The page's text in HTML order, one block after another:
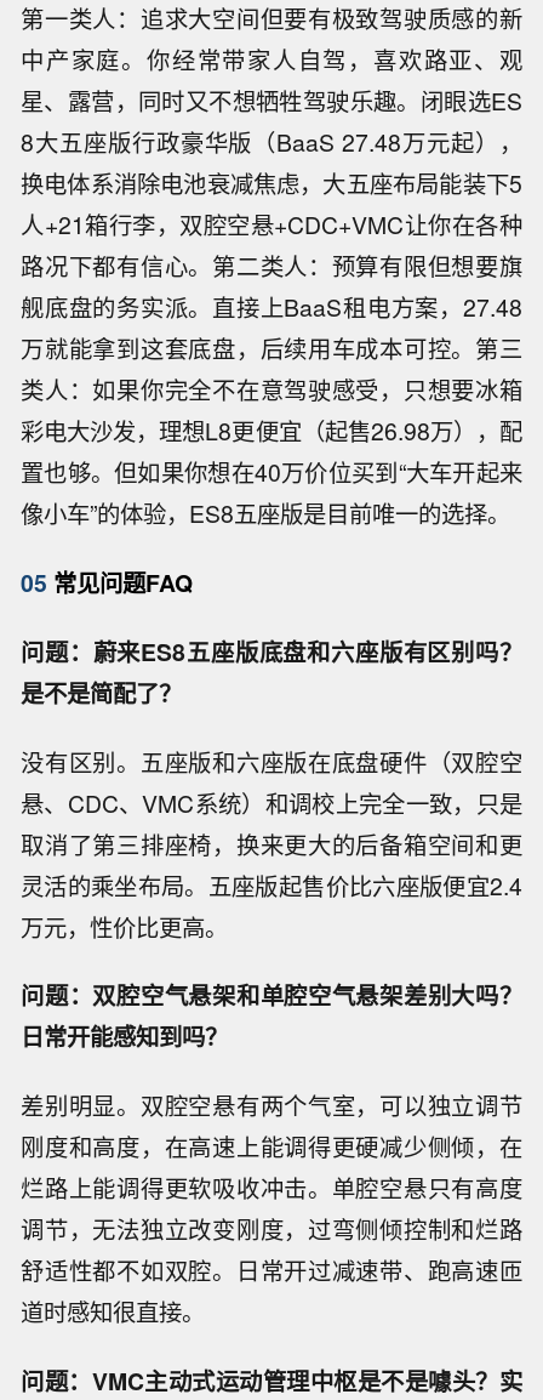
第一类人：追求大空间但要有极致驾驶质感的新
中产家庭。你经常带家人自驾，喜欢路亚、观
星、露营，同时又不想牺牲驾驶乐趣。闭眼选ES
8大五座版行政豪华版（BaaS 27.48万元起），
换电体系消除电池衰减焦虑，大五座布局能装下5
人+21箱行李，双腔空悬+CDC+VMC让你在各种
路况下都有信心。第二类人：预算有限但想要旗
舰底盘的务实派。直接上BaaS租电方案，27.48
万就能拿到这套底盘，后续用车成本可控。第三
类人：如果你完全不在意驾驶感受，只想要冰箱
彩电大沙发，理想L8更便宜（起售26.98万），配
置也够。但如果你想在40万价位买到“大车开起来
像小车”的体验，ES8五座版是目前唯一的选择。
05 常见问题FAQ
问题：蔚来ES8五座版底盘和六座版有区别吗？
是不是简配了？
没有区别。五座版和六座版在底盘硬件（双腔空
悬、CDC、VMC系统）和调校上完全一致，只是
取消了第三排座椅，换来更大的后备箱空间和更
灵活的乘坐布局。五座版起售价比六座版便宜2.4
万元，性价比更高。
问题：双腔空气悬架和单腔空气悬架差别大吗？
日常开能感知到吗？
差别明显。双腔空悬有两个气室，可以独立调节
刚度和高度，在高速上能调得更硬减少侧倾，在
烂路上能调得更软吸收冲击。单腔空悬只有高度
调节，无法独立改变刚度，过弯侧倾控制和烂路
舒适性都不如双腔。日常开过减速带、跑高速匝
道时感知很直接。
问题：VMC主动式运动管理中枢是不是噱头？实